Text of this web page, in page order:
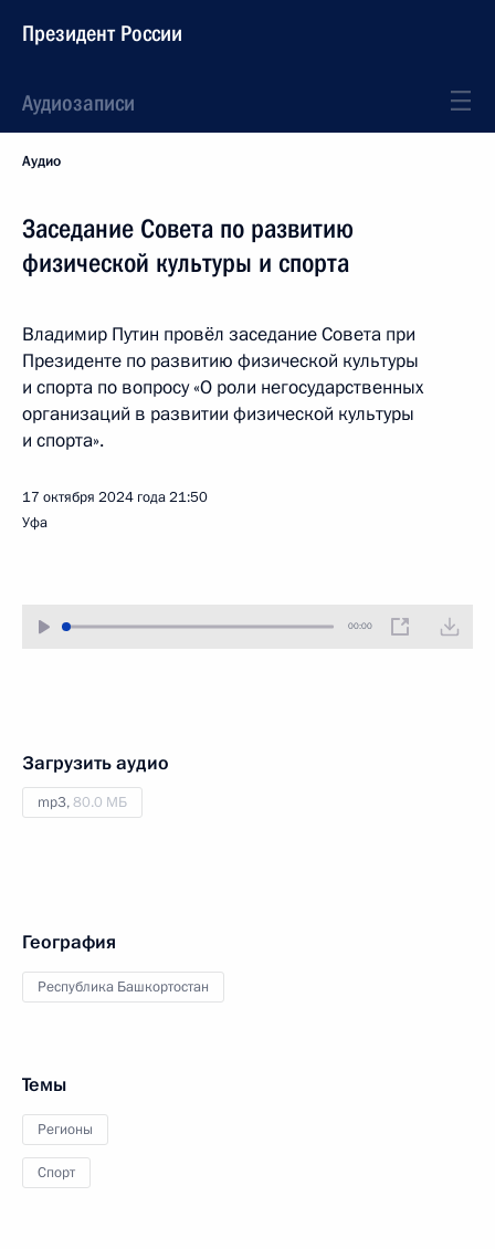
Президент России
Аудиозаписи
Аудио
Заседание Совета по развитию
физической культуры и спорта
Владимир Путин провёл заседание Совета при
Президенте по развитию физической культуры
и спорта по вопросу «О роли негосударственных
организаций в развитии физической культуры
и спорта».
17 октября 2024 года21:50
Уфа
00:00
Загрузить аудио
mp3,80.0 МБ
География
Республика Башкортостан
Темы
Регионы
Спорт